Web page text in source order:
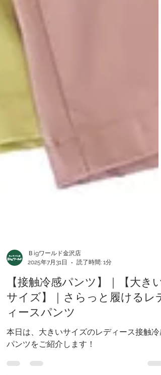
2025年7月31日
読了時間: 1分
【接触冷感パンツ】｜【大きい
サイズ】｜さらっと履けるレデ
ィースパンツ
パンツをご紹介します！